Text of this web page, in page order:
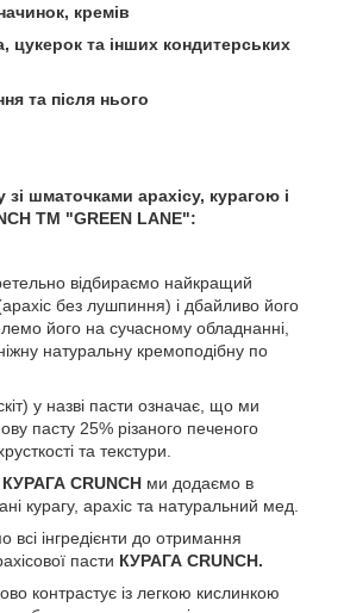
кремів
цукерок та інших кондитерських
та після нього
зі шматочками арахісу, курагою і
ТМ "GREEN LANE":
відбираємо найкращий
без лушпиння) і дбайливо його
його на сучасному обладнанні,
натуральну кремоподібну по
у назві пасти означає, що ми
пасту 25% різаного печеного
та текстури.
КУРАГА CRUNCH ми додаємо в
курагу, арахіс та натуральний мед.
інгредієнти до отримання
пасти КУРАГА CRUNCH.
контрастує із легкою кислинкою